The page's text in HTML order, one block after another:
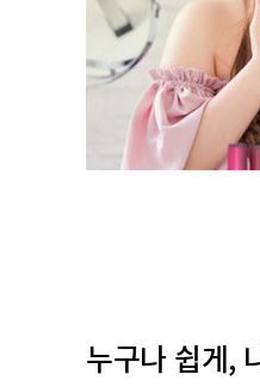
누구나 쉽게,